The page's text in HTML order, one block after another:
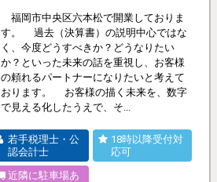
福岡市中央区六本松で開業しておりま
す。 過去（決算書）の説明中心ではな
く、今度どうすべきか？どうなりたい
か？といった未来の話を重視し、お客様
の頼れるパートナーになりたいと考えて
おります。 お客様の描く未来を、数字
で見える化したうえで、そ...
若手税理士・公
認会計士
18時以降受付対
応可
近隣に駐車場あ